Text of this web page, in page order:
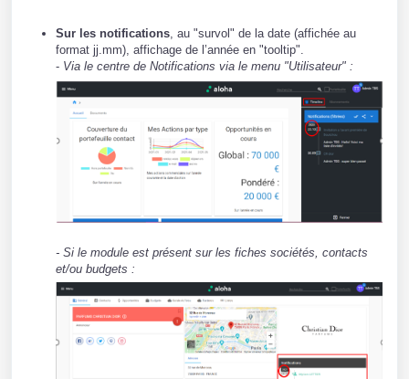
Sur les notifications , au "survol" de la date (affichée au
format jj.mm), affichage de l’année en "tooltip".
- Via le centre de Notifications via le menu "Utilisateur" :
- Si le module est présent sur les fiches sociétés, contacts
et/ou budgets :